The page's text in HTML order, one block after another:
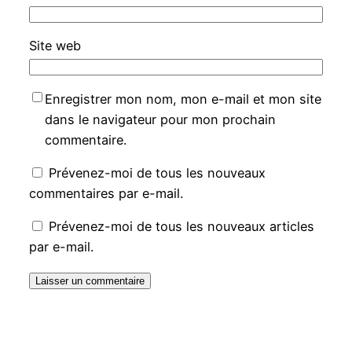
Site web
Enregistrer mon nom, mon e-mail et mon site
dans le navigateur pour mon prochain
commentaire.
Prévenez-moi de tous les nouveaux
commentaires par e-mail.
Prévenez-moi de tous les nouveaux articles
par e-mail.